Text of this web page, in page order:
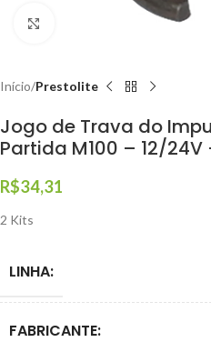
Início Prestolite
Jogo de Trava do
Partida M100 – 12/24V
R$34,31
2 Kits
LINHA:
FABRICANTE: